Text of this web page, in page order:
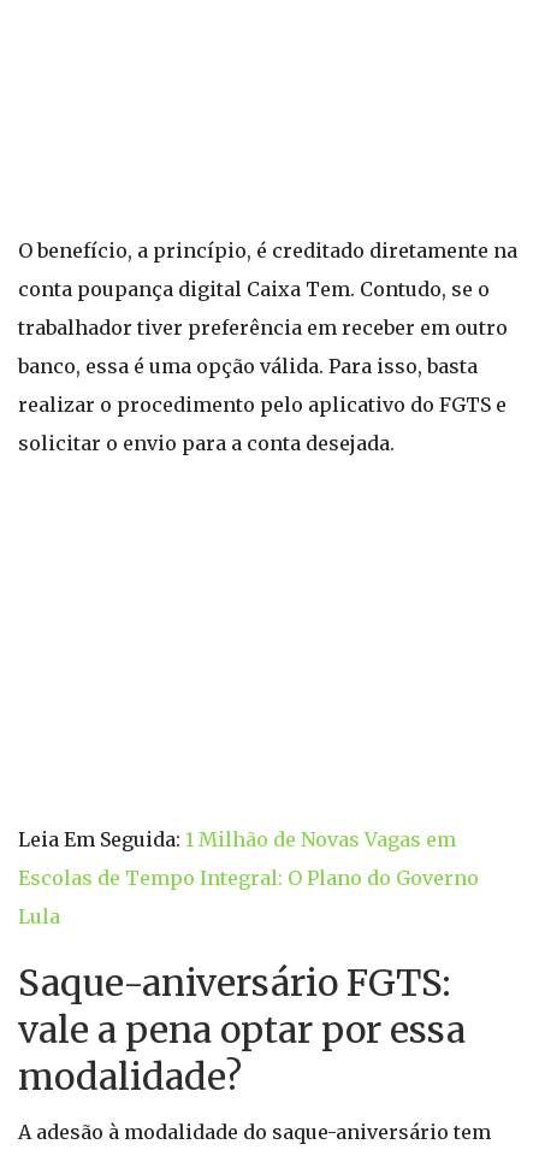
O benefício, a princípio, é creditado diretamente na
conta poupança digital Caixa Tem. Contudo, se o
trabalhador tiver preferência em receber em outro
banco, essa é uma opção válida. Para isso, basta
realizar o procedimento pelo aplicativo do FGTS e
solicitar o envio para a conta desejada.
Leia Em Seguida: 1 Milhão de Novas Vagas em
Escolas de Tempo Integral: O Plano do Governo
Lula
Saque-aniversário FGTS:
vale a pena optar por essa
modalidade?
A adesão à modalidade do saque-aniversário tem